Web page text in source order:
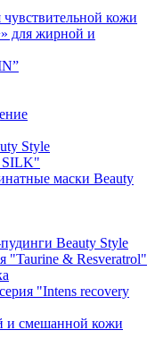
кожи
для жирной и
Style
SILK"
маски Beauty
Beauty Style
"Taurine & Resveratrol"
"Intens recovery
и смешанной кожи